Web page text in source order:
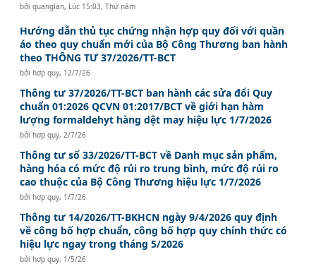
bởiquanglan, Lúc 15:03, Thứ năm
Hướng dẫn thủ tục chứng nhận hợp quy đối với quần
áo theo quy chuẩn mới của Bộ Công Thương ban hành
theo THÔNG TƯ 37/2026/TT-BCT
bởihơp quy, 12/7/26
Thông tư 37/2026/TT-BCT ban hành các sửa đổi Quy
chuẩn 01:2026 QCVN 01:2017/BCT về giới hạn hàm
lượng formaldehyt hàng dệt may hiệu lực 1/7/2026
bởihơp quy, 2/7/26
Thông tư số 33/2026/TT-BCT về Danh mục sản phẩm,
hàng hóa có mức độ rủi ro trung bình, mức độ rủi ro
cao thuộc của Bộ Công Thương hiệu lực 1/7/2026
bởihơp quy, 1/7/26
Thông tư 14/2026/TT-BKHCN ngày 9/4/2026 quy định
về công bố hợp chuẩn, công bố hợp quy chính thức có
hiệu lực ngay trong tháng 5/2026
bởihơp quy, 1/5/26